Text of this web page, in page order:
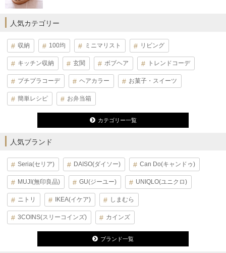
人気カテゴリー
収納 100均 ミニマリスト リビング
キッチン収納 玄関 ボブヘア トレンドコーデ
プチプラコーデ ヘアカラー お菓子・スイーツ
簡単レシピ お弁当箱
カテゴリー一覧
人気ブランド
Seria(セリア) DAISO(ダイソー) Can Do(キャンドゥ)
MUJI(無印良品) GU(ジーユー) UNIQLO(ユニクロ)
ニトリ IKEA(イケア) しまむら
3COINS(スリーコインズ) カインズ
ブランド一覧